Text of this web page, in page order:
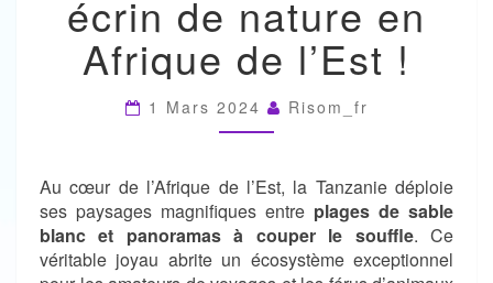
ÉCRIN
DE
NATURE
AFRIQUE
DE
!
écrin de nature en
Afrique de l’Est !
1 Mars 2024 Risom_fr
Au cœur de l’Afrique de l’Est, la Tanzanie déploie
ses paysages magnifiques entre plages de sable
blanc et panoramas à couper le souffle. Ce
véritable joyau abrite un écosystème exceptionnel